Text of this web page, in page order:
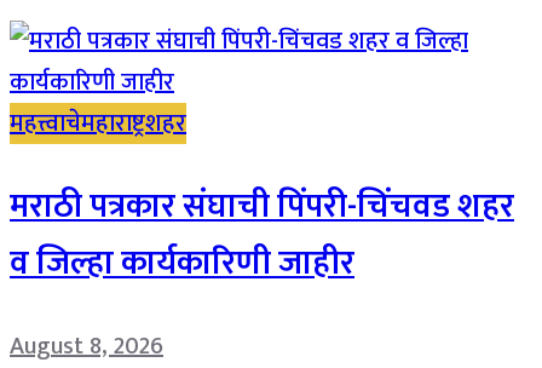
महत्त्वाचेमहाराष्ट्रशहर
मराठी पत्रकार संघाची पिंपरी-चिंचवड शहर
व जिल्हा कार्यकारिणी जाहीर
August 8, 2026